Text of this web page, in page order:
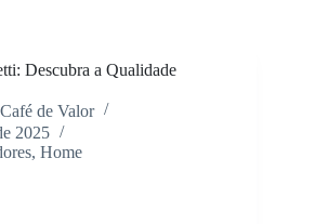
Descubra a Qualidade
de Valor
2025
, Home